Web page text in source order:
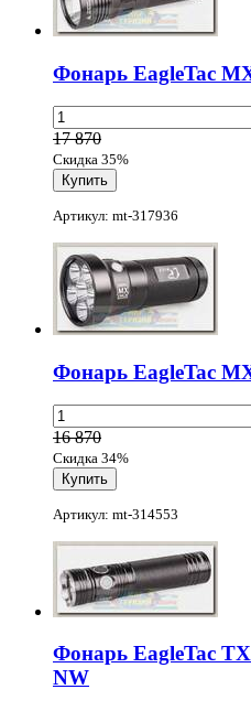
Фонарь EagleTac
17 870
Скидка 35%
Артикул: mt-317936
Фонарь EagleTac
16 870
Скидка 34%
Артикул: mt-314553
Фонарь EagleTac
NW